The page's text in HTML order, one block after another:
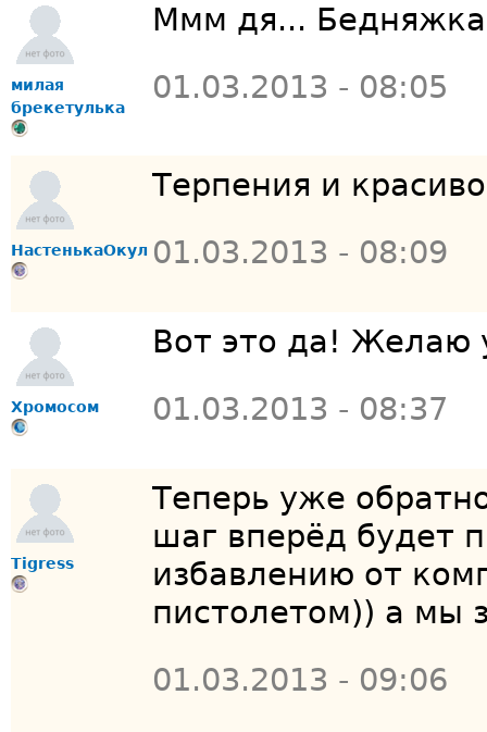
милая
брекетулька
Ммм дя...
01.03.2013 - 08:05
НастенькаОкул
Терпения и
01.03.2013 - 08:09
Хромосом
Вот это да! Желаю
01.03.2013 - 08:37
Tigress
Теперь уже
шаг вперёд будет
избавлению от
пистолетом)) а мы
01.03.2013 - 09:06